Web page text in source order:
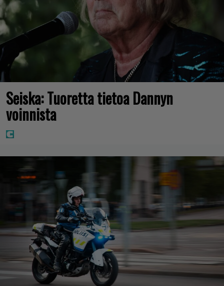
Seiska: Tuoretta tietoa Dannyn
voinnista